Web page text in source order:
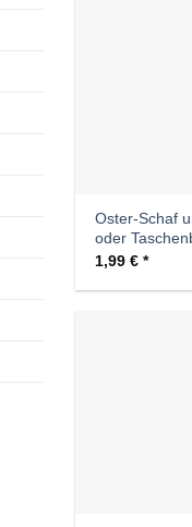
Oster-Schaf
oder
1,99 €